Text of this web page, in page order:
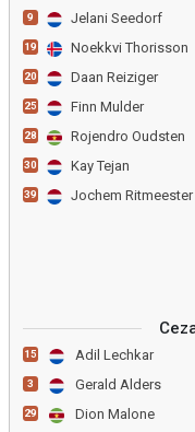
9 Jelani Seedorf
19 Noekkvi Thorisson
20 Daan Reiziger
25 Finn Mulder
28 Rojendro Oudsten
30 Kay Tejan
39
15 Adil Lechkar
3 Gerald Alders
29 Dion Malone